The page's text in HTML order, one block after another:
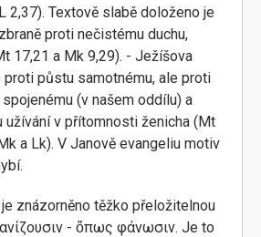
2,37). Textově slabě doloženo je
proti nečistému duchu,
17,21 a Mk 9,29). - Ježíšova
proti půstu samotnému, ale proti
(v našem oddílu) a
užívání v přítomnosti ženicha (Mt
a Lk). V Janově evangeliu motiv
znázorněno těžko přeložitelnou
- ὅπως φάνωσιν. Je to